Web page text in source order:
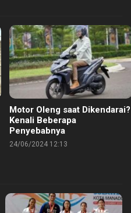
Motor Oleng saat Dikendarai?
Kenali Beberapa
Penyebabnya
24/06/2024 12:13